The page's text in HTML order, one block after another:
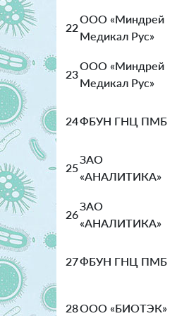
22
ООО «Миндрей
Медикал Рус»
23
ООО «Миндрей
Медикал Рус»
24ФБУН ГНЦ ПМБ
25
ЗАО
«АНАЛИТИКА»
26
ЗАО
«АНАЛИТИКА»
27ФБУН ГНЦ ПМБ
28ООО «БИОТЭК»